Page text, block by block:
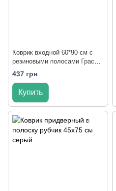
Коврик входной 60*90 см с
резиновыми полосами Грасс
3803/brown
437 грн
Купить